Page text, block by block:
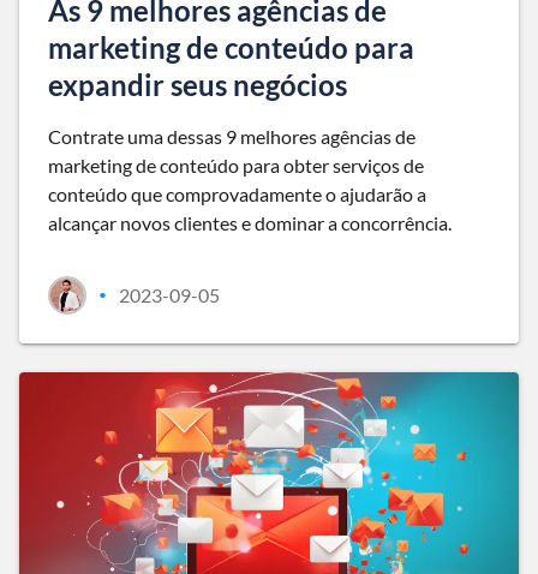
As 9 melhores agências de
marketing de conteúdo para
expandir seus negócios
Contrate uma dessas 9 melhores agências de
marketing de conteúdo para obter serviços de
conteúdo que comprovadamente o ajudarão a
alcançar novos clientes e dominar a concorrência.
• 2023-09-05